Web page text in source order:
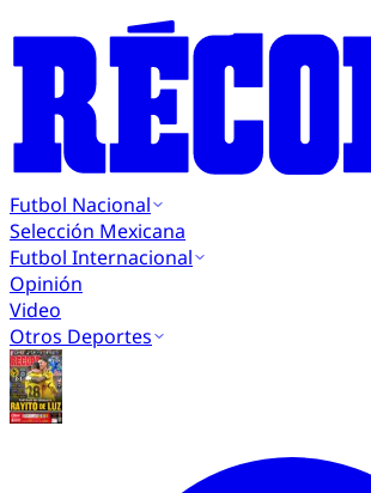
Futbol Nacional
Selección Mexicana
Futbol Internacional
Opinión
Video
Otros Deportes